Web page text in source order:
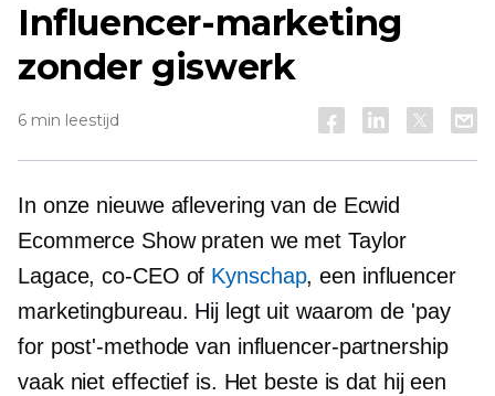
Influencer-marketing
zonder giswerk
6 min leestijd
In onze nieuwe aflevering van de Ecwid
Ecommerce Show praten we met Taylor
Lagace,co-CEO of Kynschap, een influencer
marketingbureau. Hij legt uit waarom de 'pay
for post'-methode van influencer-partnership
vaak niet effectief is. Het beste is dat hij een